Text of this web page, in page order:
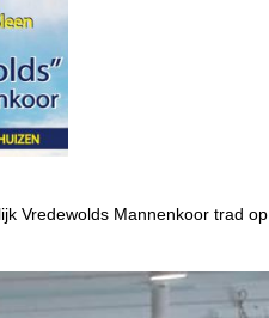
Vredewolds Mannenkoor trad op.